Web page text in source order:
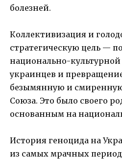
болезней.
Коллективизация и
стратегическую цель —
национально-
украинцев и
безымянную и смиренную
Союза. Это было своего
основанным на
История геноцида на
из самых мрачных